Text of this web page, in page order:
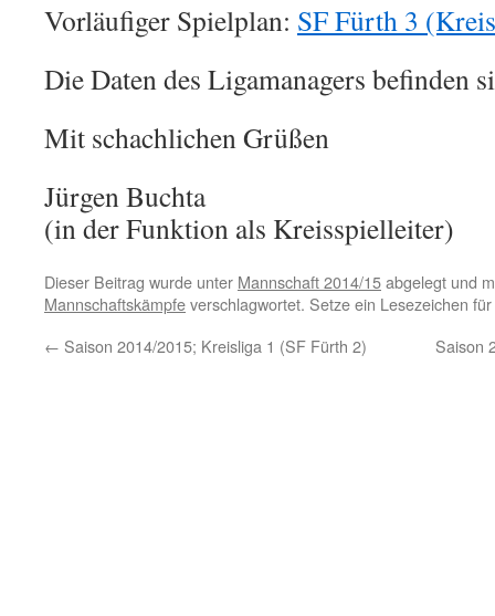
Vorläufiger Spielplan: SF Fürth 3
Die Daten des Ligamanagers befinden
Mit schachlichen Grüßen
Jürgen Buchta
(in der Funktion als Kreisspielleiter)
Dieser Beitrag wurde unter Mannschaft 2014/15abgelegt und
Mannschaftskämpfeverschlagwortet. Setze ein Lesezeichen
← Saison 2014/2015; Kreisliga 1 (SF Fürth 2) Saison